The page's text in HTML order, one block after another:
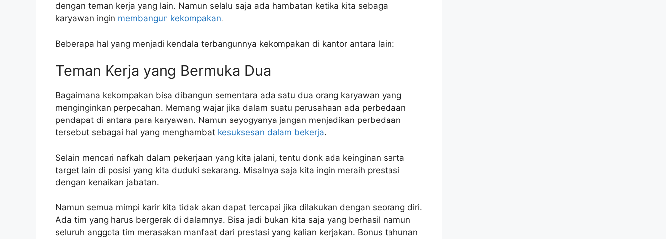
dengan teman kerja yang lain. Namun selalu saja ada hambatan ketika kita sebagai
karyawan ingin membangun kekompakan.
Beberapa hal yang menjadi kendala terbangunnya kekompakan di kantor antara lain:
Teman Kerja yang Bermuka Dua
Bagaimana kekompakan bisa dibangun sementara ada satu dua orang karyawan yang
menginginkan perpecahan. Memang wajar jika dalam suatu perusahaan ada perbedaan
pendapat di antara para karyawan. Namun seyogyanya jangan menjadikan perbedaan
tersebut sebagai hal yang menghambat kesuksesan dalam bekerja.
Selain mencari nafkah dalam pekerjaan yang kita jalani, tentu donk ada keinginan serta
target lain di posisi yang kita duduki sekarang. Misalnya saja kita ingin meraih prestasi
dengan kenaikan jabatan.
Namun semua mimpi karir kita tidak akan dapat tercapai jika dilakukan dengan seorang diri.
Ada tim yang harus bergerak di dalamnya. Bisa jadi bukan kita saja yang berhasil namun
seluruh anggota tim merasakan manfaat dari prestasi yang kalian kerjakan. Bonus tahunan